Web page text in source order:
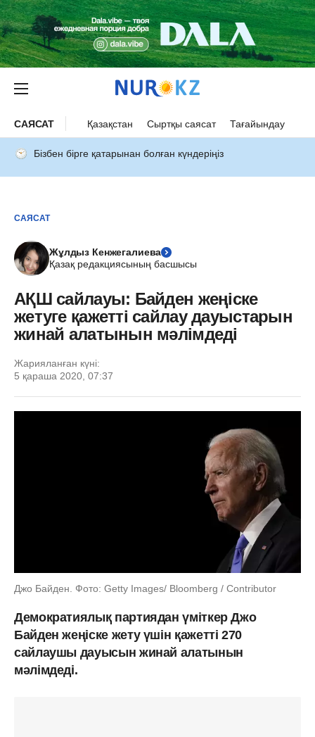
САЯСАТ Қазақстан Сыртқы саясат Тағайындау
Бізбен бірге қатарынан болған күндеріңіз
САЯСАТ
Жұлдыз Кенжегалиева
Қазақ редакциясының басшысы
АҚШ сайлауы: Байден жеңіске
жетуге қажетті сайлау дауыстарын
жинай алатынын мәлімдеді
Жарияланған күні:
5 қараша 2020, 07:37
Джо Байден. Фото: Getty Images/ Bloomberg / Contributor
Демократиялық партиядан үміткер Джо
Байден жеңіске жету үшін қажетті 270
сайлаушы дауысын жинай алатынын
мәлімдеді.